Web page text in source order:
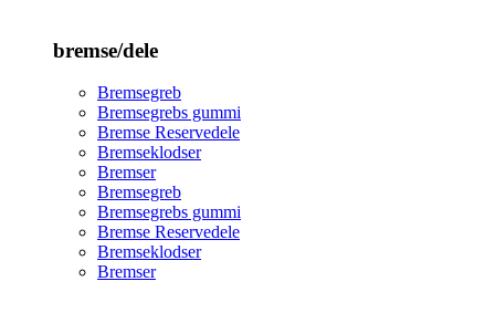
bremse/dele
Bremsegreb
Bremsegrebs gummi
Bremse Reservedele
Bremseklodser
Bremser
Bremsegreb
Bremsegrebs gummi
Bremse Reservedele
Bremseklodser
Bremser